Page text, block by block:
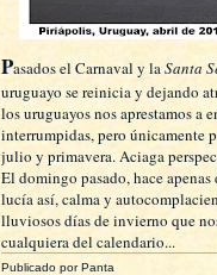
Pasados el Carnaval y laSanta
uruguayo se reinicia y dejando
los uruguayos nos aprestamos a
interrumpidas, pero únicamente
julio y primavera. Aciaga
El domingo pasado, hace
lucía así, calma y
lluviosos días de invierno que
cualquiera del calendario...
Publicado porPanta